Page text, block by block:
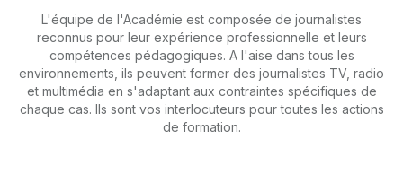
L'équipe de l'Académie est composée de journalistes
reconnus pour leur expérience professionnelle et leurs
compétences pédagogiques. A l'aise dans tous les
environnements, ils peuvent former des journalistes TV, radio
et multimédia en s'adaptant aux contraintes spécifiques de
chaque cas. Ils sont vos interlocuteurs pour toutes les actions
de formation.